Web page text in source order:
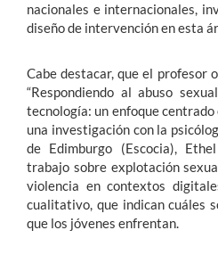
nacionales e internacionales,
diseño de intervención en esta
Cabe destacar, que el profesor
“Respondiendo al abuso
tecnología: un enfoque centrado
una investigación con la
de Edimburgo (Escocia),
trabajo sobre explotación
violencia en contextos
cualitativo, que indican cuáles
que los jóvenes enfrentan.